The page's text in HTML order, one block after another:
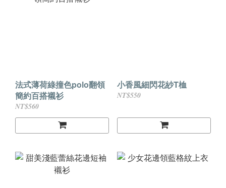
法式薄荷綠撞色polo翻領
簡約百搭襯衫
NT$560
小香風細閃花紗T桖
NT$550